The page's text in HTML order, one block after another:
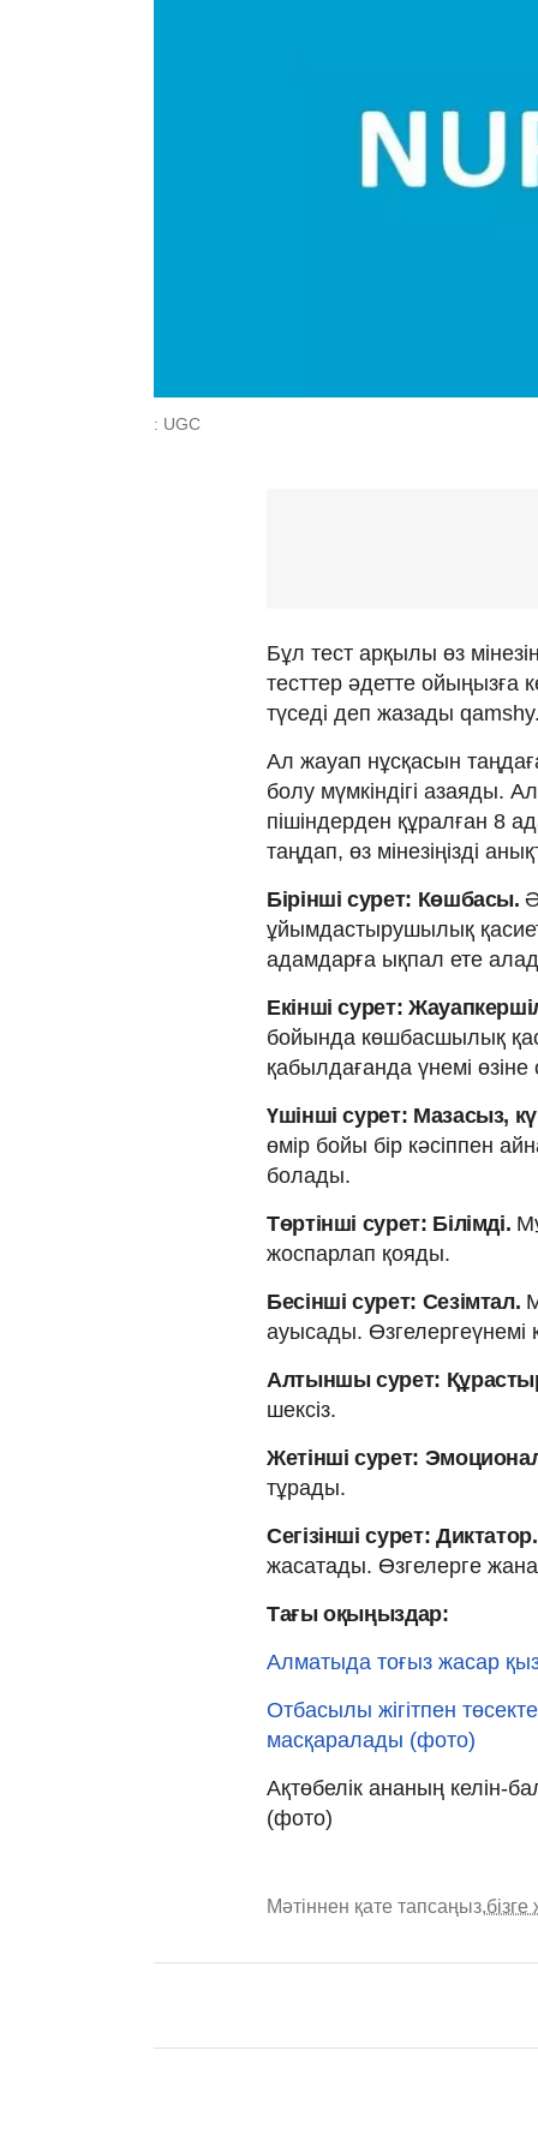
: UGC
Бұл тест арқылы өз
тесттер әдетте ойыңызға
түседі деп жазады
Ал жауап нұсқасын
болу мүмкіндігі азаяды.
пішіндерден құралған 8
таңдап, өз мінезіңізді
Бірінші сурет: Көшбасы.
ұйымдастырушылық
адамдарға ықпал ете
Екінші сурет:
бойында көшбасшылық
қабылдағанда үнемі өзіне
Үшінші сурет: Мазасыз,
өмір бойы бір кәсіппен
болады.
Төртінші сурет: Білімді.
жоспарлап қояды.
Бесінші сурет: Сезімтал.
ауысады. Өзгелергеүнемі
Алтыншы сурет:
шексіз.
Жетінші сурет:
тұрады.
Сегізінші сурет: Диктатор.
жасатады. Өзгелерге
Тағы оқыңыздар:
Алматыда тоғыз жасар
Отбасылы жігітпен
масқаралады (фото)
Ақтөбелік ананың келін-
(фото)
Мәтіннен қате тапсаңыз,